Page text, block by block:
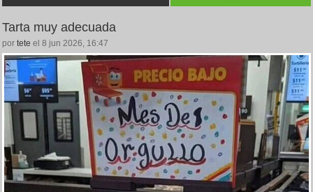
Tarta muy adecuada
por tete el 8 jun 2026, 16:47